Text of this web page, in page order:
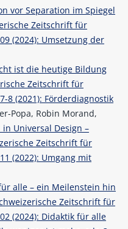
vor Separation im Spiegel
Zeitschrift für
(2024): Umsetzung der
ist die heutige Bildung
Zeitschrift für
8 (2021): Förderdiagnostik
Popa, Robin Morand,
Universal Design –
Zeitschrift für
(2022): Umgang mit
alle – ein Meilenstein hin
Zeitschrift für
(2024): Didaktik für alle